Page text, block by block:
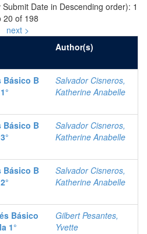
Date in Descending order): 1
20 of 198
next >
Author(s)
Básico B
Salvador Cisneros,
Katherine Anabelle
Básico B
Salvador Cisneros,
Katherine Anabelle
Básico B
Salvador Cisneros,
Katherine Anabelle
Básico
1°
Gilbert Pesantes,
Yvette